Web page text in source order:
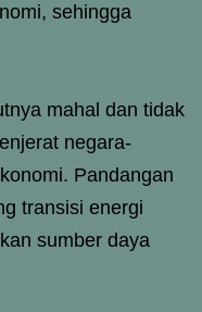
sehingga
mahal dan tidak
negara-
Pandangan
transisi energi
sumber daya